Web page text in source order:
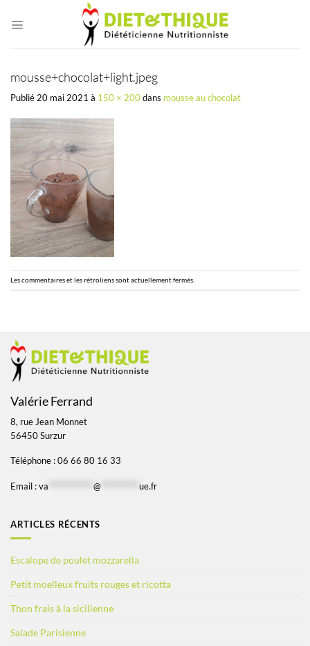
mousse+chocolat+light.jpeg
Publié 20 mai 2021 à 150 × 200 dans mousse au chocolat
Les commentaires et les rétroliens sont actuellement fermés.
Valérie Ferrand
8, rue Jean Monnet
56450 Surzur
Téléphone : 06 66 80 16 33
Email : va @ ue.fr
ARTICLES RÉCENTS
Escalope de poulet mozzarella
Petit moelleux fruits rouges et ricotta
Thon frais à la sicilienne
Salade Parisienne